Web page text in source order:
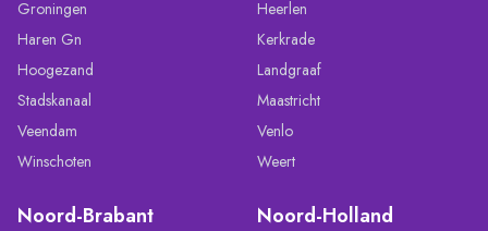
Groningen
Haren Gn
Hoogezand
Stadskanaal
Veendam
Winschoten
Heerlen
Kerkrade
Landgraaf
Maastricht
Venlo
Weert
Noord-Brabant Noord-Holland